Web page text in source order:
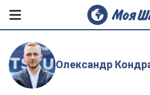
Олександр